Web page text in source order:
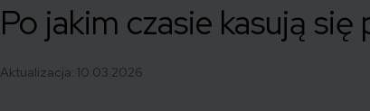
Po jakim czasie kasują
Aktualizacja: 10.03.2026